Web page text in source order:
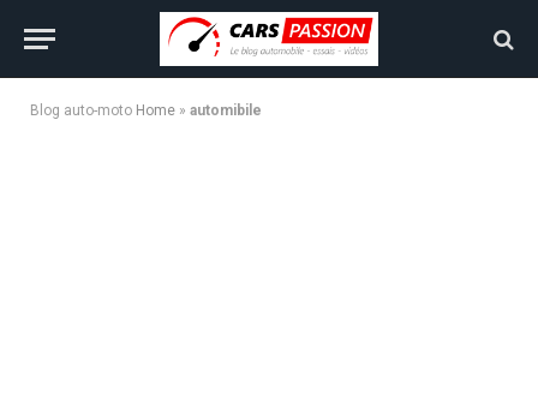
Blog auto-moto Home » automibile